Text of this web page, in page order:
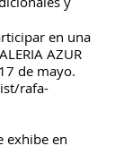
en una
AZUR
de mayo.
rafa-
exhibe en